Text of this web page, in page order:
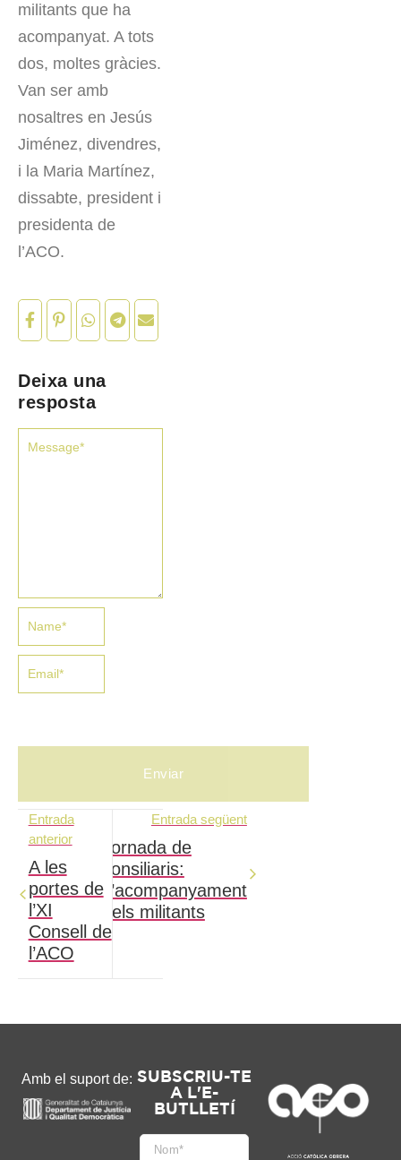
militants que ha
acompanyat. A tots
dos, moltes gràcies.
Van ser amb
nosaltres en Jesús
Jiménez, divendres,
i la Maria Martínez,
dissabte, president i
presidenta de
l’ACO.
Deixa una
resposta
Entrada
anterior
A les
portes de
l’XI
Consell de
l’ACO
Entrada següent
Jornada de
consiliaris:
L’acompanyament
dels militants
Amb el suport de: SUBSCRIU-TE
A L'E-
BUTLLETÍ